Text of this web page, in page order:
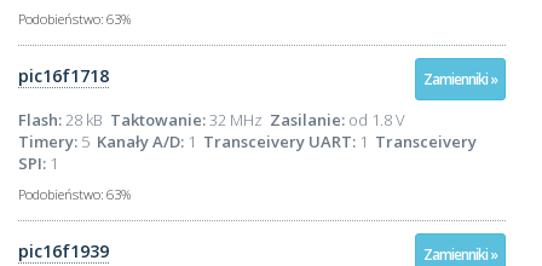
Podobieństwo: 63%
Zamienniki »
pic16f1718
Flash:28 kB Taktowanie:32 MHz Zasilanie: od 1.8 V
Timery: 5 Kanały A/D: 1 Transceivery UART: 1 Transceivery
SPI: 1
Podobieństwo: 63%
Zamienniki »
pic16f1939